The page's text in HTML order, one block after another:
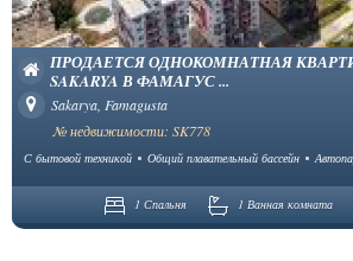
ПРОДАЕТСЯ ОДНОКОМНАТНАЯ
SAKARYA В ФАМАГУС ...
Sakarya, Famagusta
№ недвижимости: SK778
С бытовой техникой Общий плавательный бассейн
1 Спальня 1 Ванная комната